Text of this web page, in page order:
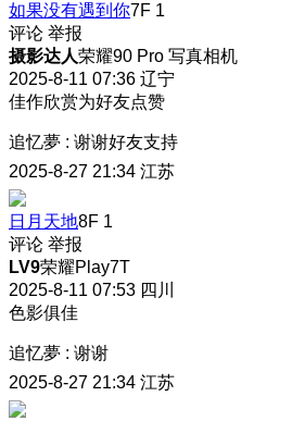
如果没有遇到你7F 1
评论 举报
摄影达人荣耀90 Pro 写真相机
2025-8-11 07:36 辽宁
佳作欣赏为好友点赞
追忆夢 : 谢谢好友支持
2025-8-27 21:34 江苏
日月天地8F 1
评论 举报
LV9荣耀Play7T
2025-8-11 07:53 四川
色影俱佳
追忆夢 : 谢谢
2025-8-27 21:34 江苏